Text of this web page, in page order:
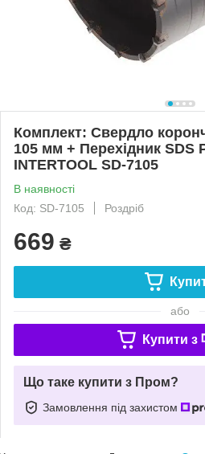
Комплект: Свердло
105 мм + Перехідник SDS
INTERTOOL SD-7105
В наявності
Код: SD-7105
Роздріб
669 ₴
або
Купити з
Що таке купити з Пром?
Замовлення під захистом